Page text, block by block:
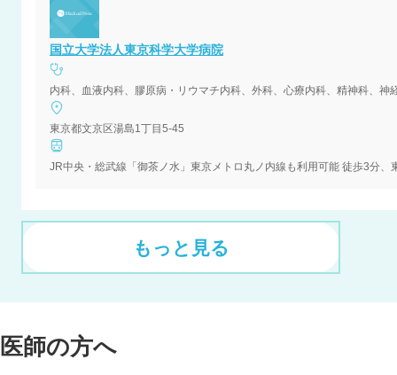
国立大学法人東京科学大学病院
内科、血液内科、膠原病・リウマチ内科、外科、心療内科、精神科、
東京都文京区湯島1丁目5-45
JR中央・総武線「御茶ノ水」東京メトロ丸ノ内線も利用可能 徒歩3分
もっと見る
医師の方へ